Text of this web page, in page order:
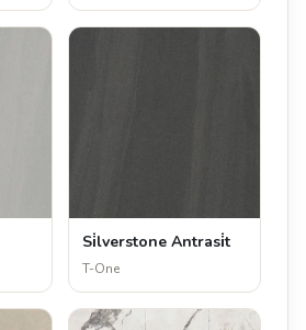
Si̇lverstone Antrasi̇t
T-One